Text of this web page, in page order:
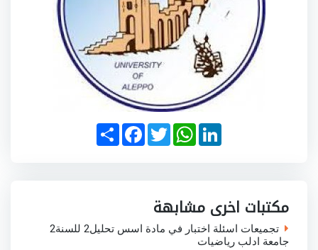
S
h
a
F
a
c
T
w
i
W
h
a
p
p
L
i
n
n
مكتبات اخرى مشابهة
تجميعات اسئلة اختبار في مادة اسس تحليل2 للسنة2
جامعة ادلب رياضيات